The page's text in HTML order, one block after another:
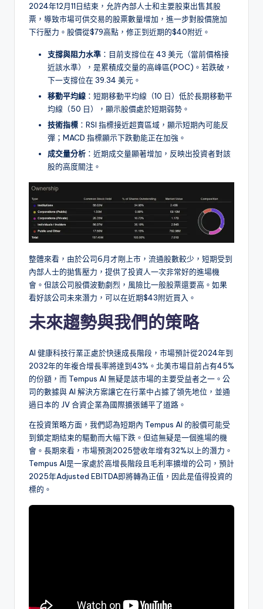
2024年12月11日結束，允許內部人士和主要股東出售其股
票，導致市場可供交易的股票數量增加，進一步對股價施加
下行壓力。股價從$79高點，修正到近期的$40附近。
支撐與阻力水準 ：目前支撐位在 43 美元（當前價格接
近該水準），是累積成交量的高峰區(POC)。若跌破，
下一支撐位在 39.34 美元。
移動平均線 ：短期移動平均線（10 日）低於長期移動平
均線（50 日），顯示股價處於短期弱勢。
技術指標 ：RSI 指標接近超賣區域，顯示短期內可能反
彈；MACD 指標顯示下跌動能正在加強。
成交量分析 ：近期成交量顯著增加，反映出投資者對該
股的高度關注。
整體來看，由於公司6月才剛上市，流通股數較少，短期受到
內部人士的拋售壓力，提供了投資人一次非常好的進場機
會。但該公司股價波動劇烈，風險比一般股票還要高。如果
看好該公司未來潛力，可以在近期$43附近買入。
未來趨勢與我們的策略
AI 健康科技行業正處於快速成長階段，市場預計從2024年到
2032年的年複合增長率將達到43%。北美市場目前占有45%
的份額，而 Tempus AI 無疑是該市場的主要受益者之一。公
司的數據與 AI 解決方案讓它在行業中占據了領先地位，並通
過日本的 JV 合資企業為國際擴張鋪平了道路。
在投資策略方面，我們認為短期內 Tempus AI 的股價可能受
到鎖定期結束的驅動而大幅下跌。但這無疑是一個進場的機
會。長期來看，市場預測2025營收年增有32%以上的潛力。
Tempus AI是一家處於高增長階段且毛利率擴增的公司，預計
2025年Adjusted EBITDA即將轉為正值，因此是值得投資的
標的。